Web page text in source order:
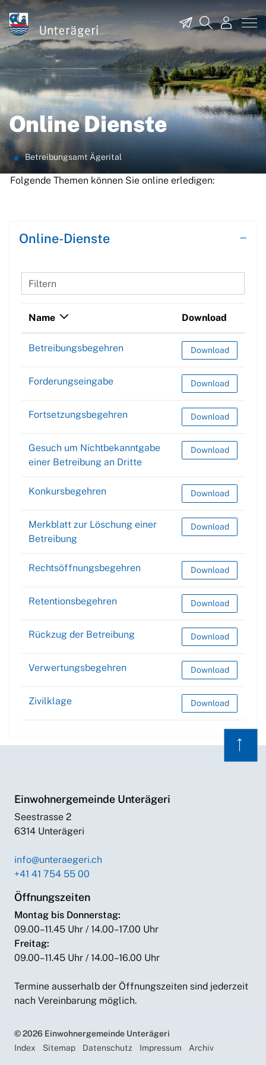
zur Startseite
Direkt zur Hauptnavigation
Direkt zum Inhalt
Direkt zur Suche
Direkt zum Stichwortverzeichnis
Unterägeri
KontaktSucheLogin
Betreibungsamt Ägerital
Online Dienste
Folgende Themen können Sie online erledigen:
Online-Dienste
Filtern
Name Download
Betreibungsbegehren Download
Forderungseingabe Forderungseingabe
Download
Fortsetzungsbegehren Download
Gesuch um Nichtbekanntgabe
einer Betreibung an Dritte
Gesuch um
Download
Konkursbegehren Konkursbegehren
Download
Merkblatt zur Löschung einer
Betreibung
Merkblatt zur
Download
Rechtsöffnungsbegehren Download
Retentionsbegehren Download
Rückzug der Betreibung Rückzug der
Download
Verwertungsbegehren Download
Zivilklage Zivilklage
Download
Einwohnergemeinde Unterägeri
Seestrasse 2
6314 Unterägeri
info@unteraegeri.ch
+41 41 754 55 00
Öffnungszeiten
Montag bis Donnerstag:
09.00–11.45 Uhr / 14.00–17.00 Uhr
Freitag:
09.00–11.45 Uhr / 14.00–16.00 Uhr
Termine ausserhalb der Öffnungszeiten sind jederzeit
nach Vereinbarung möglich.
⟶
© 2026 Einwohnergemeinde Unterägeri
Index
Sitemap Datenschutz Impressum Archiv